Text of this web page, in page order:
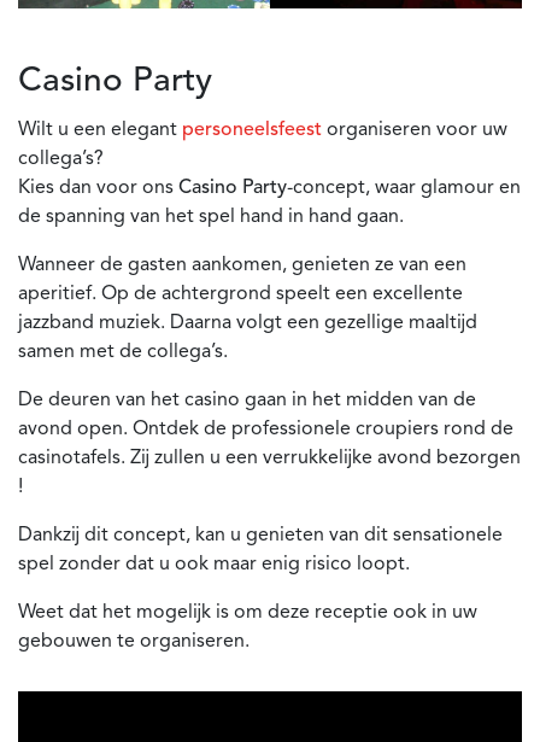
Casino Party
Wilt u een elegant personeelsfeest organiseren voor uw
collega’s?
Kies dan voor ons Casino Party-concept, waar glamour en
de spanning van het spel hand in hand gaan.
Wanneer de gasten aankomen, genieten ze van een
aperitief. Op de achtergrond speelt een excellente
jazzband muziek. Daarna volgt een gezellige maaltijd
samen met de collega’s.
De deuren van het casino gaan in het midden van de
avond open. Ontdek de professionele croupiers rond de
casinotafels. Zij zullen u een verrukkelijke avond bezorgen
!
Dankzij dit concept, kan u genieten van dit sensationele
spel zonder dat u ook maar enig risico loopt.
Weet dat het mogelijk is om deze receptie ook in uw
gebouwen te organiseren.